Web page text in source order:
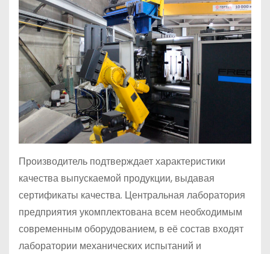
Производитель подтверждает характеристики
качества выпускаемой продукции, выдавая
сертификаты качества. Центральная лаборатория
предприятия укомплектована всем необходимым
современным оборудованием, в её состав входят
лаборатории механических испытаний и